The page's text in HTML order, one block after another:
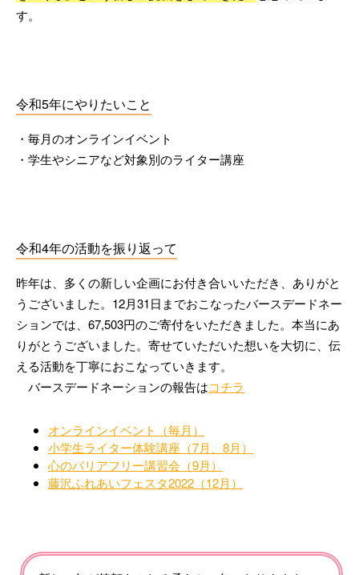
す。
令和5年にやりたいこと
・毎月のオンラインイベント
・学生やシニアなど対象別のライター講座
令和4年の活動を振り返って
昨年は、多くの新しい企画にお付き合いいただき、ありがと
うございました。12月31日までおこなったバースデードネー
ションでは、67,503円のご寄付をいただきました。本当にあ
りがとうございました。寄せていただいた想いを大切に、伝
える活動を丁寧におこなっていきます。
バースデードネーションの報告はコチラ
オンラインイベント（毎月）
小学生ライター体験講座（7月、8月）
心のバリアフリー講習会（9月）
藤沢ふれあいフェスタ2022（12月）